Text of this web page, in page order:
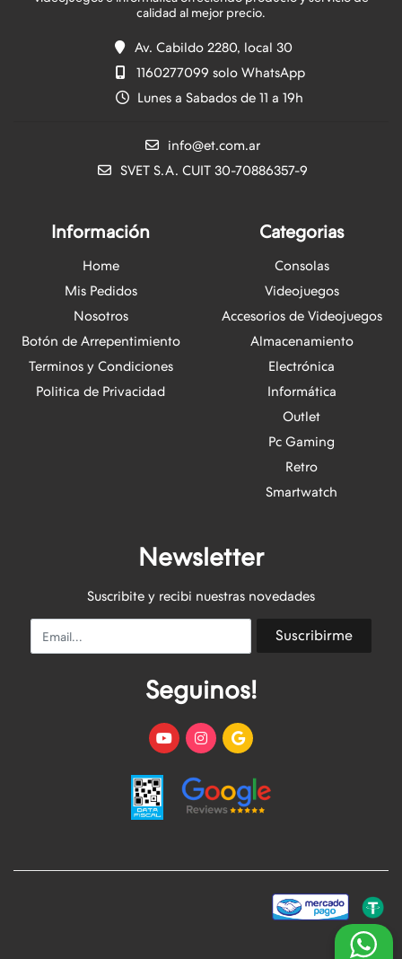
Av. Cabildo 2280, local 30
1160277099 solo WhatsApp
Lunes a Sabados de 11 a 19h
info@et.com.ar
SVET S.A. CUIT 30-70886357-9
Información
Home
Mis Pedidos
Nosotros
Botón de Arrepentimiento
Terminos y Condiciones
Politica de Privacidad
Categorias
Consolas
Videojuegos
Accesorios de Videojuegos
Almacenamiento
Electrónica
Informática
Outlet
Pc Gaming
Retro
Smartwatch
Newsletter
Suscribite y recibi nuestras novedades
Email Suscribirme
Seguinos!